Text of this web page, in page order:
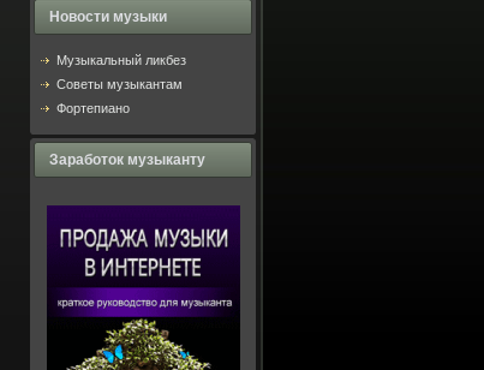
Новости музыки
Музыкальный ликбез
Советы музыкантам
Фортепиано
Заработок музыканту